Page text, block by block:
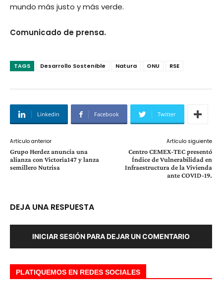
mundo más justo y más verde.
Comunicado de prensa.
TAGS Desarrollo Sostenible Natura ONU RSE
Linkedin Facebook Twitter
Artículo anterior
Grupo Herdez anuncia una
alianza con Victoria147 y lanza
semillero Nutrisa
Artículo siguiente
Centro CEMEX-TEC presentó
Índice de Vulnerabilidad en
Infraestructura de la Vivienda
ante COVID-19.
DEJA UNA RESPUESTA
INICIAR SESIÓN PARA DEJAR UN COMENTARIO
PLATIQUEMOS EN REDES SOCIALES